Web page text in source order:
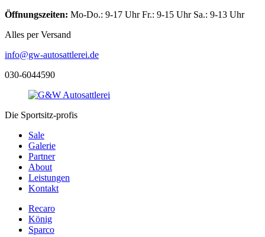
Öffnungszeiten: Mo-Do.: 9-17 Uhr Fr.: 9-15 Uhr Sa.: 9-13 Uhr
Alles per Versand
info@gw-autosattlerei.de
030-6044590
Die Sportsitz-profis
Sale
Galerie
Partner
About
Leistungen
Kontakt
Recaro
König
Sparco